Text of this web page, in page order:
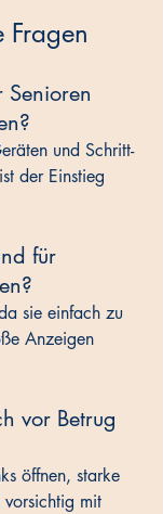
Fragen
Senioren
und Schritt-
der Einstieg
für
sie einfach zu
Anzeigen
vor Betrug
öffnen, starke
vorsichtig mit